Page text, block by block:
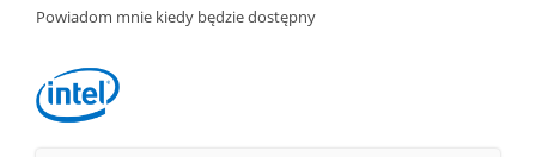
Powiadom mnie kiedy będzie dostępny